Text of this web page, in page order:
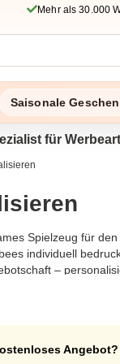
Mehr als 30.000
Saisonale
für
Spielzeug für
individuell
–
sind
Angebot?